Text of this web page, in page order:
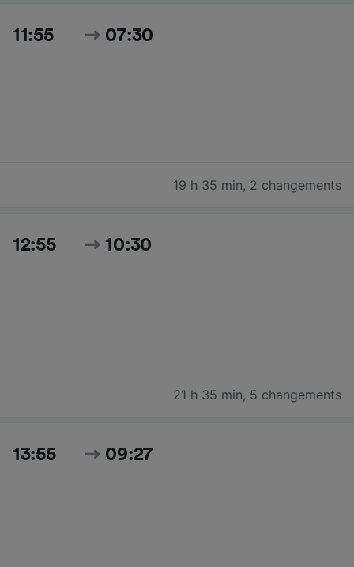
11:55 07:30
19 h 35 min, 2 changements
12:55 10:30
21 h 35 min, 5 changements
13:55 09:27